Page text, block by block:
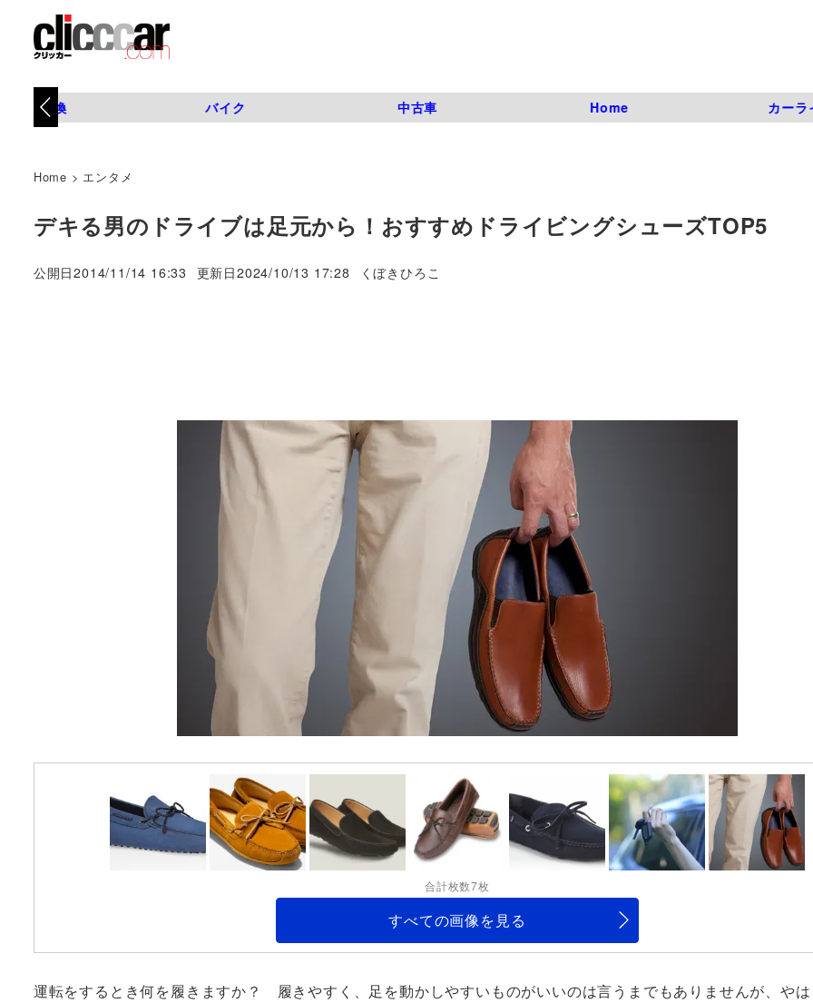
タイヤ交換 バイク 中古車 Home カーラ
Home > エンタメ
デキる男のドライブは足元から！おすすめドライビングシューズTOP5
公開日2014/11/14 16:33 更新日2024/10/13 17:28
著
くぼきひろこ
合計枚数7枚
すべての画像を見る
運転をするとき何を履きますか？ 履きやすく、足を動かしやすいものがいいのは言うまでもありませんが、や